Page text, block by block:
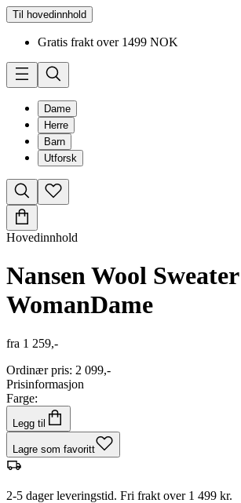
Til hovedinnhold
Gratis frakt over 1499 NOK
Dame
Herre
Barn
Utforsk
Hovedinnhold
Nansen Wool Sweater
WomanDame
fra 1 259,-
Ordinær pris: 2 099,-
Prisinformasjon
Farge:
Legg til
Lagre som favoritt
2-5 dager leveringstid. Fri frakt over 1 499 kr.